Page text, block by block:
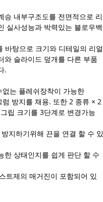
승 내부구조도를 전면적으로 리
실사성능과 박력있는 블로우백
바탕으로 크기와 디테일의 리얼
와 슬라이드 덮개를 다른 부품
.
는 플레쉬장착이 가능한
방지를 채용. 또한 2 종류 × 2
립 크기를 3단계로 변경가능
지하기위해 끈을 연결 할 수 있
한 상태인지를 쉽게 판단 할 수
트제의 매거진이 포함되어 있